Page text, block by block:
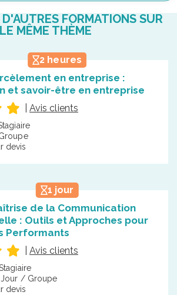
FORMATIONS SUR
LE MÊME THÈME
2 heures
en entreprise :
et savoir-être en entreprise
Avis clients
devis
1 jour
de la Communication
: Outils et Approches pour
Performants
Avis clients
Jour / Groupe
devis